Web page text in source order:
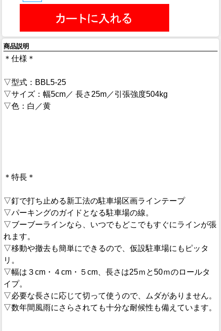
商品説明
＊仕様＊
▽型式：BBL5-25
▽サイズ：幅5cm／ 長さ25m／引張強度504kg
▽色：白／黄
＊特長＊
▽釘で打ち止める新工法の駐車場区画ラインテープ
▽パーキングのガイドとなる駐車場の線。
▽ブーブーラインなら、いつでもどこでもすぐにラインが張
れます。
▽移動や撤去も簡単にできるので、仮設駐車場にもピッタ
リ。
▽幅は３cm・４cm・５cm、長さは25ｍと50ｍのロールタ
イプ。
▽必要な長さに応じて切って使うので、ムダがありません。
▽数年間風雨にさらされても十分な耐候性も備えています。